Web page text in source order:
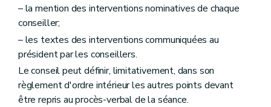
– la mention des interventions nominatives de chaque
conseiller;
– les textes des interventions communiquées au
président par les conseillers.
Le conseil peut définir, limitativement, dans son
règlement d'ordre intérieur les autres points devant
être repris au procès-verbal de la séance.